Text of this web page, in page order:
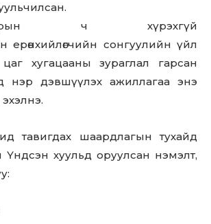
ч хүрэхгүй
ерөнхийлөгчийн сонгуулийн үйл
хугацааны зураглал гарсан
нэр дэвшүүлэх ажиллагаа энэ
тавигдах шаардлагын тухайд
хуульд оруулсан нэмэлт,